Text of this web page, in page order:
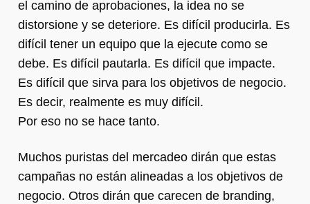
el camino de aprobaciones, la idea no se
distorsione y se deteriore. Es difícil producirla. Es
difícil tener un equipo que la ejecute como se
debe. Es difícil pautarla. Es difícil que impacte.
Es difícil que sirva para los objetivos de negocio.
Es decir, realmente es muy difícil.
Por eso no se hace tanto.
Muchos puristas del mercadeo dirán que estas
campañas no están alineadas a los objetivos de
negocio. Otros dirán que carecen de branding,